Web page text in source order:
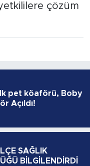
çözüm
pet köaförü, Boby
Açıldı!
SAĞLIK
BİLGİLENDİRDİ